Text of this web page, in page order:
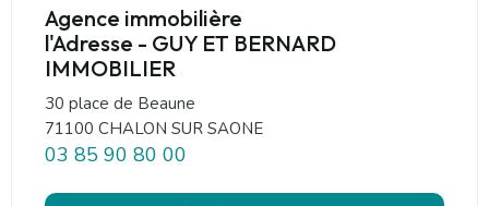
Agence immobilière
l'Adresse - GUY ET BERNARD
IMMOBILIER
30 place de Beaune
71100 CHALON SUR SAONE
03 85 90 80 00